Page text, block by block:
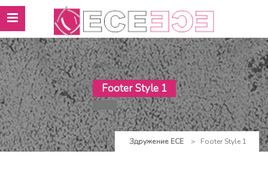
Footer Style 1
Здружение ЕСЕ > Footer Style 1